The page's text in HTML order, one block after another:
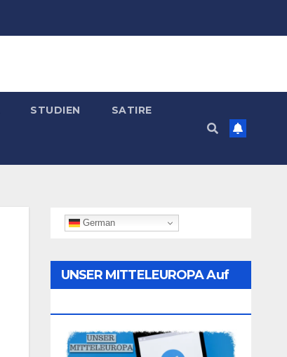
STUDIEN SATIRE
German
UNSER MITTELEUROPA Auf